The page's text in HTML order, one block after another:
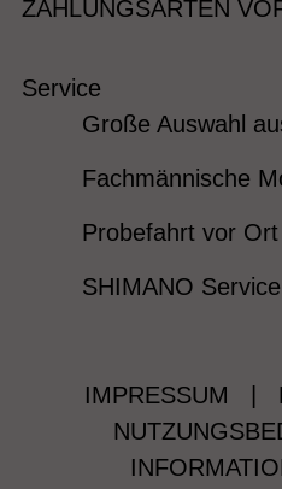
ZAHLUNGSARTEN
Service
Große Auswahl
Fachmännische
Probefahrt vor Ort
SHIMANO
IMPRESSUM